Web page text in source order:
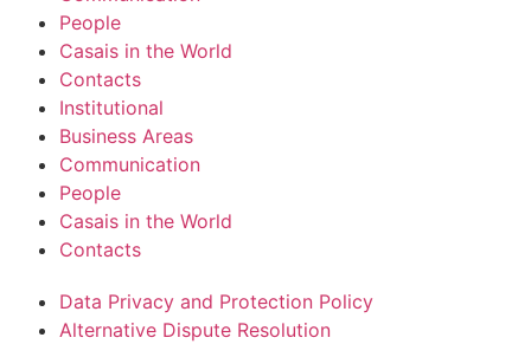
People
Casais in the World
Contacts
Institutional
Business Areas
Communication
People
Casais in the World
Contacts
Data Privacy and Protection Policy
Alternative Dispute Resolution